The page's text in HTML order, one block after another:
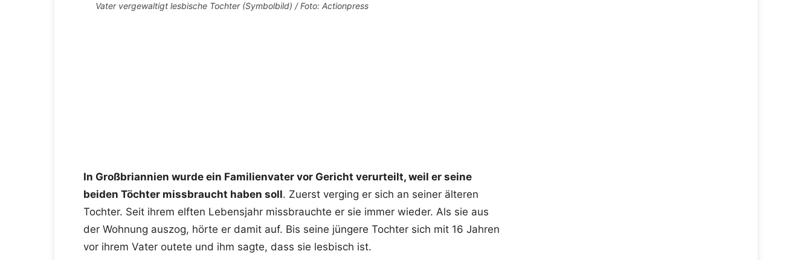
Vater vergewaltigt lesbische Tochter (Symbolbild) / Foto: Actionpress
In Großbriannien wurde ein Familienvater vor Gericht verurteilt, weil er seine
beiden Töchter missbraucht haben soll. Zuerst verging er sich an seiner älteren
Tochter. Seit ihrem elften Lebensjahr missbrauchte er sie immer wieder. Als sie aus
der Wohnung auszog, hörte er damit auf. Bis seine jüngere Tochter sich mit 16 Jahren
vor ihrem Vater outete und ihm sagte, dass sie lesbisch ist.